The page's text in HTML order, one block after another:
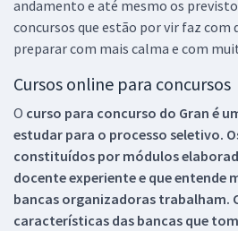
andamento e até mesmo os
concursos que estão por vir faz com
preparar com mais calma e com
Cursos online para concursos
O curso para concurso do Gran é
estudar para o processo seletivo.
constituídos por módulos
docente experiente e que entende
bancas organizadoras trabalham.
características das bancas que